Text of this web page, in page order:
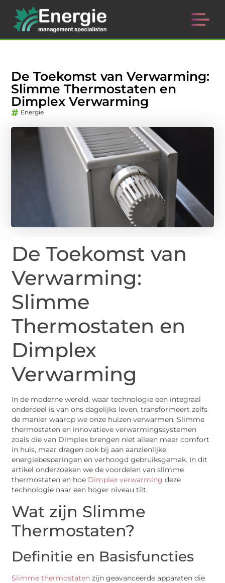
De Toekomst van Verwarming:
Slimme Thermostaten en
Dimplex Verwarming
Energie
De Toekomst van
Verwarming:
Slimme
Thermostaten en
Dimplex
Verwarming
In de moderne wereld, waar technologie een integraal
onderdeel is van ons dagelijks leven, transformeert zelfs
de manier waarop we onze huizen verwarmen. Slimme
thermostaten en innovatieve verwarmingssystemen
zoals die van Dimplex brengen niet alleen meer comfort
in huis, maar dragen ook bij aan aanzienlijke
energiebesparingen en verhoogd gebruiksgemak. In dit
artikel onderzoeken we de voordelen van slimme
thermostaten en hoe Dimplex verwarming deze
technologie naar een hoger niveau tilt.
Wat zijn Slimme
Thermostaten?
Definitie en Basisfuncties
Slimme thermostaten zijn geavanceerde apparaten die